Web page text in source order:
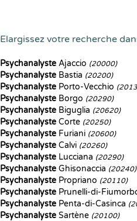
Elargissez votre recherche
Psychanalyste Ajaccio (20000)
Psychanalyste Bastia (20200)
Psychanalyste Porto-Vecchio
Psychanalyste Borgo (20290)
Psychanalyste Biguglia (20620)
Psychanalyste Corte (20250)
Psychanalyste Furiani (20600)
Psychanalyste Calvi (20260)
Psychanalyste Lucciana (20290)
Psychanalyste Ghisonaccia (20240)
Psychanalyste Propriano (20110)
Psychanalyste Prunelli-di-
Psychanalyste Penta-di-Casinca
Psychanalyste Sartène (20100)